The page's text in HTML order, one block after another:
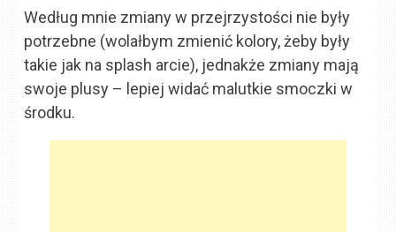
Według mnie zmiany w przejrzystości nie były
potrzebne (wolałbym zmienić kolory, żeby były
takie jak na splash arcie), jednakże zmiany mają
swoje plusy – lepiej widać malutkie smoczki w
środku.